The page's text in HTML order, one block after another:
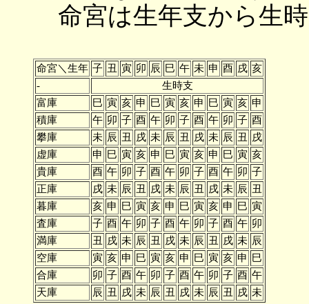
命宮は生年支から生
命宮＼生年 子 丑 寅 卯 辰 巳 午 未 申 酉 戌 亥
-
生時支
富庫
巳 寅 亥 申 巳 寅 亥 申 巳 寅 亥 申
積庫
午 卯 子 酉 午 卯 子 酉 午 卯 子 酉
攀庫
未 辰 丑 戌 未 辰 丑 戌 未 辰 丑
戌
虚庫
申 巳 寅 亥 申 巳 寅 亥 申 巳 寅 亥
貴庫
酉 午 卯 子 酉 午 卯 子 酉 午 卯 子
正庫
戌 未 辰 丑 戌 未 辰 丑 戌 未 辰 丑
暮庫
亥 申 巳 寅 亥 申 巳 寅 亥 申 巳 寅
査庫
子 酉 午 卯 子 酉 午 卯 子 酉 午 卯
満庫
丑 戌 未 辰 丑 戌 未 辰 丑 戌 未 辰
空庫
寅 亥 申 巳 寅 亥 申 巳 寅 亥 申
巳
合庫
卯 子 酉 午 卯 子 酉 午 卯 子 酉 午
天庫
辰 丑 戌 未 辰 丑 戌 未 辰 丑 戌 未